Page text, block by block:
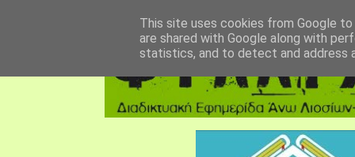
This site uses cookies from Google
are shared with Google along with
statistics, and to detect and address